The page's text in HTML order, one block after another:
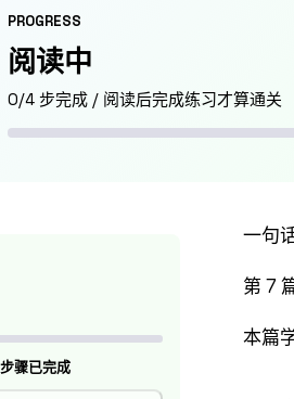
PROGRESS
阅读中
0/4 步完成 / 阅读后完成练习才算通关
骤已完成
一句
第 7
本篇